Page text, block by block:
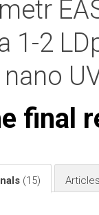
1-2
final
(15)